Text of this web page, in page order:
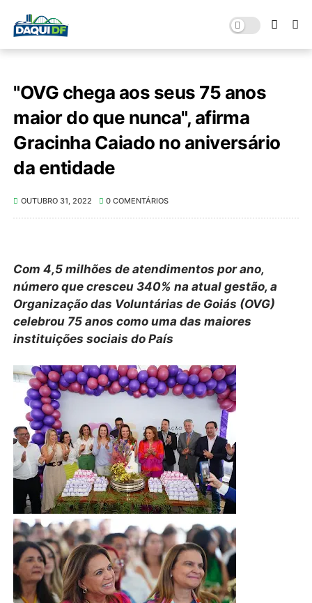
"OVG chega aos seus 75 anos
maior do que nunca", afirma
Gracinha Caiado no aniversário
da entidade
OUTUBRO 31, 2022 0 COMENTÁRIOS
Com 4,5 milhões de atendimentos por ano,
número que cresceu 340% na atual gestão, a
Organização das Voluntárias de Goiás (OVG)
celebrou 75 anos como uma das maiores
instituições sociais do País